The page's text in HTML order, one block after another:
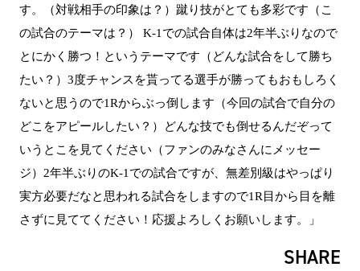
す。（対戦相手の印象は？）蹴り技がとても多彩です（こ
の試合のテーマは？） K-1での試合自体は2年半ぶりなので
とにかく勝つ！というテーマです（どんな試合をして勝ち
たい？）3度チャンスを貰ってる選手が勝ってもおもしろく
ないと思うので1Rからぶっ倒します（今回の試合で自分の
どこをアピールしたい？）どんな技でも倒せるんだぞって
いうとこを見てください（ファンのみなさんにメッセー
ジ）2年半ぶりのK-1での試合ですが、無差別級はやっぱり
実方必要だなと思われる試合をしますので1R目から目を離
さずに見ててください！応援よろしくお願いします。」
SHARE